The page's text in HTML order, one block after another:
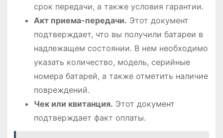
срок передачи, а также условия гарантии․
Акт приема-передачи․ Этот документ
подтверждает, что вы получили батареи в
надлежащем состоянии․ В нем необходимо
указать количество, модель, серийные
номера батарей, а также отметить наличие
повреждений․
Чек или квитанция․ Этот документ
подтверждает факт оплаты․